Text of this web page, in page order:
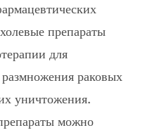
препараты
для
раковых
уничтожения.
можно